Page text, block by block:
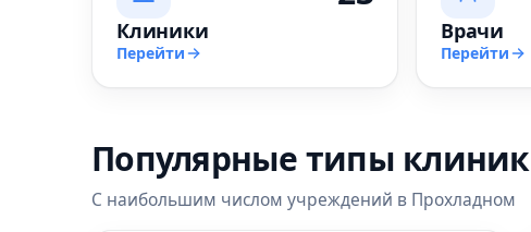
Клиники
Перейти
Врачи
Перейти
Популярные типы клиник
С наибольшим числом учреждений в Прохладном